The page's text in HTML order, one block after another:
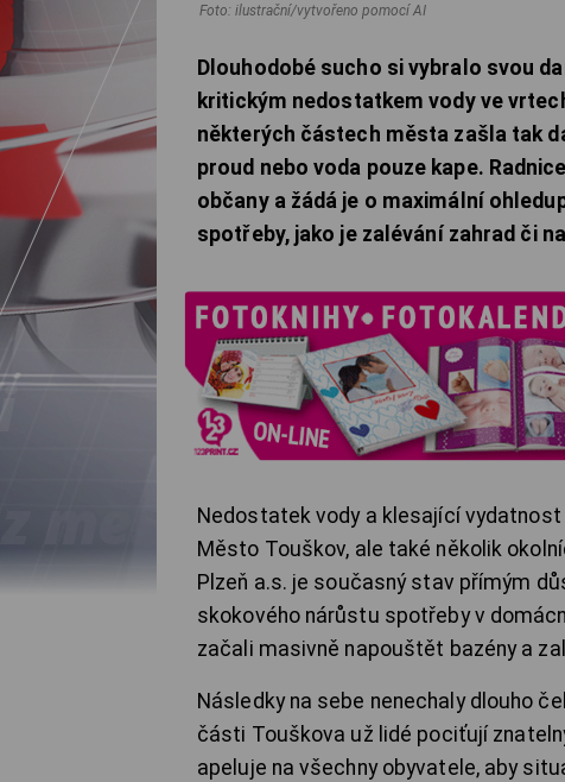
Foto: ilustrační/vytvořeno pomocí AI
Dlouhodobé sucho si vybralo svou
kritickým nedostatkem vody ve
některých částech města zašla tak
proud nebo voda pouze kape.
občany a žádá je o maximální
spotřeby, jako je zalévání zahrad či
Nedostatek vody a klesající
Město Touškov, ale také několik
Plzeň a.s. je současný stav přímým
skokového nárůstu spotřeby v
začali masivně napouštět bazény a
Následky na sebe nenechaly dlouho
části Touškova už lidé pociťují
apeluje na všechny obyvatele, aby